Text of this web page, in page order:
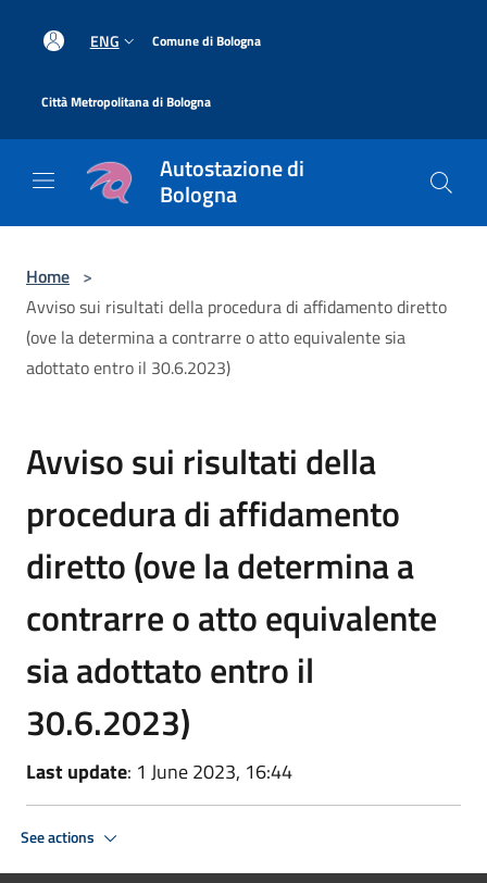
ENG Comune di Bologna
Città Metropolitana di Bologna
Autostazione di
Bologna
Home >
Avviso sui risultati della procedura di affidamento diretto
(ove la determina a contrarre o atto equivalente sia
adottato entro il 30.6.2023)
Avviso sui risultati della
procedura di affidamento
diretto (ove la determina a
contrarre o atto equivalente
sia adottato entro il
30.6.2023)
Last update: 1 June 2023, 16:44
See actions